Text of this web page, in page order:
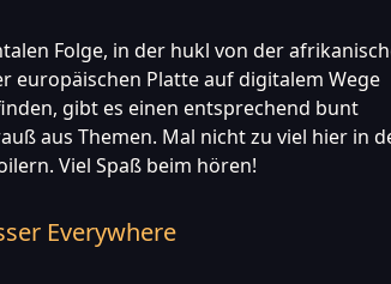
Folge, in der hukl von der
europäischen Platte auf digitalem Wege
gibt es einen entsprechend bunt
aus Themen. Mal nicht zu viel hier in
Viel Spaß beim hören!
Everywhere